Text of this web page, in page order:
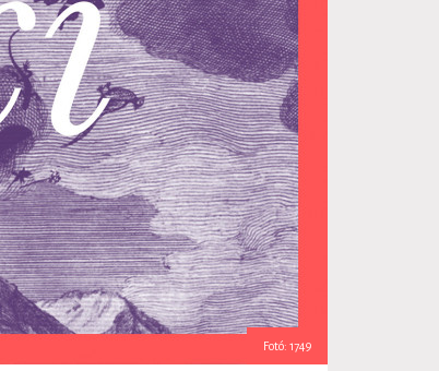
Fotó: 1749